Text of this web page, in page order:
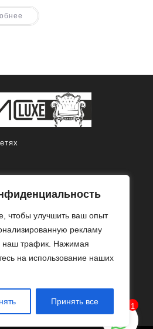
чтобы улучшить ваш опыт
рекламу
наш трафик. Нажимая
на использование наших
Принять все
1